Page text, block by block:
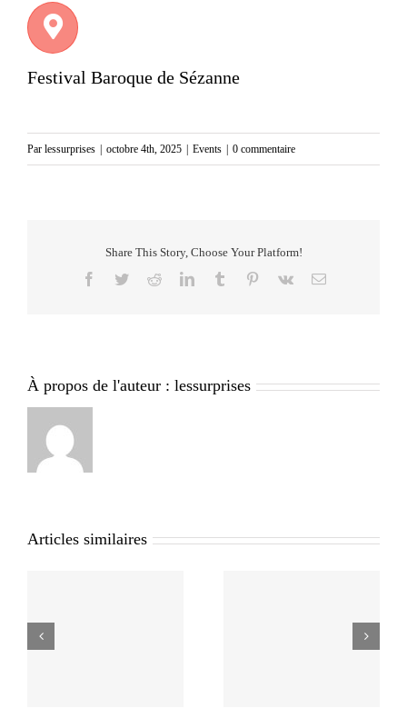
Festival Baroque de Sézanne
Par lessurprises | octobre 4th, 2025 | Events | 0 commentaire
Share This Story, Choose Your Platform!
Facebook
TwitterRedditLinkedInTumblr Pinterest
Vk Email
À propos de l'auteur : lessurprises
Articles similaires